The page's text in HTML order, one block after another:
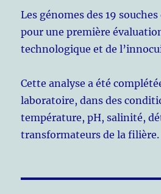
Les génomes des 19
pour une première
technologique et de
Cette analyse a été
laboratoire, dans des
température, pH, salinité,
transformateurs de la filière.